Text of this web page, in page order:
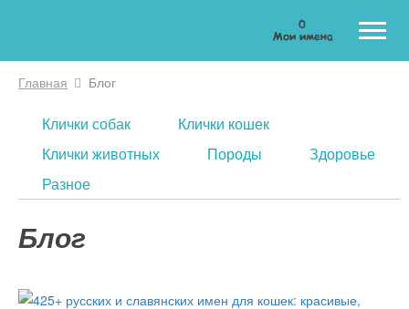
0
Мои имена
Главная Блог
Клички собак
Клички кошек
Клички животных
Породы
Здоровье
Разное
Блог